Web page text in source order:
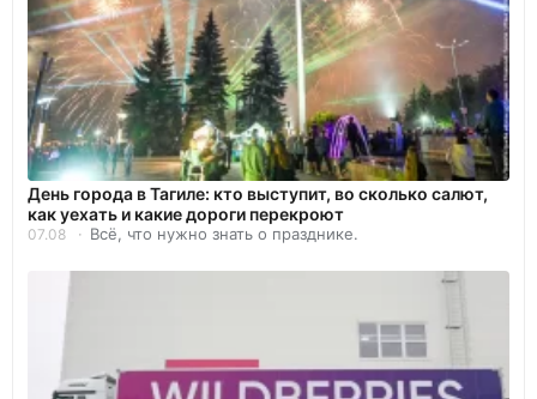
День города в Тагиле: кто выступит, во сколько салют,
как уехать и какие дороги перекроют
07.08 Всё, что нужно знать о празднике.